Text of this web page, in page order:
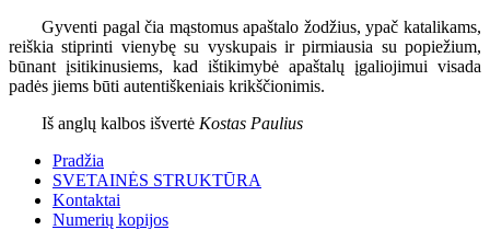
Gyventi pagal čia mąstomus apaštalo žodžius, ypač katalikams,
reiškia stiprinti vienybę su vyskupais ir pirmiausia su popiežium,
būnant įsitikinusiems, kad ištikimybė apaštalų įgaliojimui visada
padės jiems būti autentiškeniais krikščionimis.
Iš anglų kalbos išvertė Kostas Paulius
Pradžia
SVETAINĖS STRUKTŪRA
Kontaktai
Numerių kopijos